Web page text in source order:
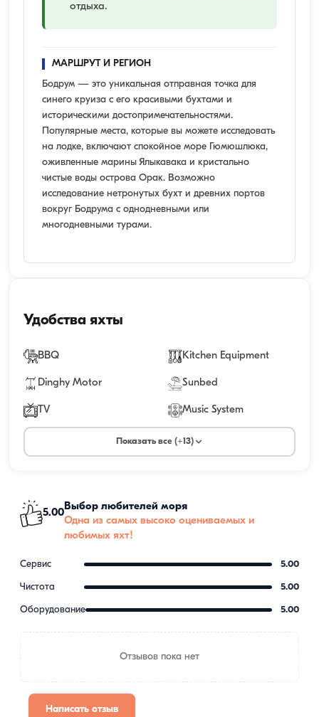
отдыха.
МАРШРУТ И РЕГИОН
Бодрум — это уникальная отправная точка для
синего круиза с его красивыми бухтами и
историческими достопримечательностями.
Популярные места, которые вы можете исследовать
на лодке, включают спокойное море Гюмюшлюка,
оживленные марины Ялыкавака и кристально
чистые воды острова Орак. Возможно
исследование нетронутых бухт и древних портов
вокруг Бодрума с однодневными или
многодневными турами.
Удобства яхты
BBQ Kitchen Equipment
Dinghy Motor Sunbed
TV Music System
Показать все (+13)
5.00
Выбор любителей моря
Одна из самых высоко оцениваемых и
любимых яхт!
Сервис 5.00
Чистота 5.00
Оборудование 5.00
Отзывов пока нет
Написать отзыв